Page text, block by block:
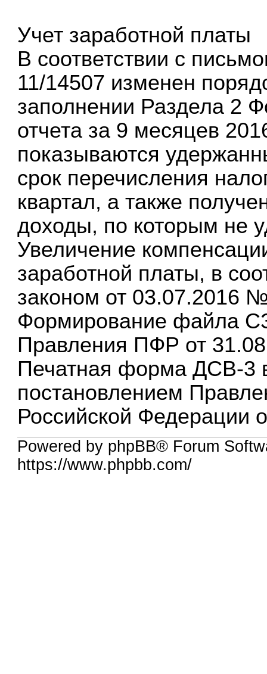
Учет заработной платы
В соответствии с
11/14507 изменен
заполнении Раздела 2
отчета за 9 месяцев
показываются
срок перечисления
квартал, а также
доходы, по которым не
Увеличение
заработной платы, в
законом от 03.07.2016
Формирование файла
Правления ПФР от
Печатная форма ДСВ-3
постановлением
Российской Федерации
Powered by phpBB® Forum
https://www.phpbb.com/